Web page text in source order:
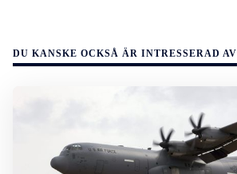
DU KANSKE OCKSÅ ÄR INTRESSERAD AV